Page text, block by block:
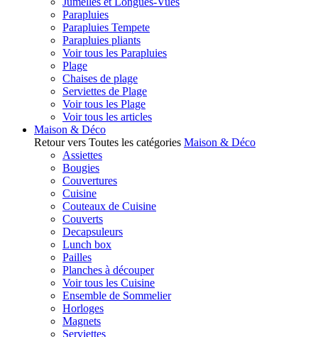
Parapluies
Parapluies Tempete
Parapluies pliants
Voir tous les Parapluies
Plage
Chaises de plage
Serviettes de Plage
Voir tous les Plage
Voir tous les articles
Maison & Déco
Retour vers Toutes les catégories Maison & Déco
Assiettes
Bougies
Couvertures
Cuisine
Couteaux de Cuisine
Couverts
Decapsuleurs
Lunch box
Pailles
Planches à découper
Voir tous les Cuisine
Ensemble de Sommelier
Horloges
Magnets
Serviettes